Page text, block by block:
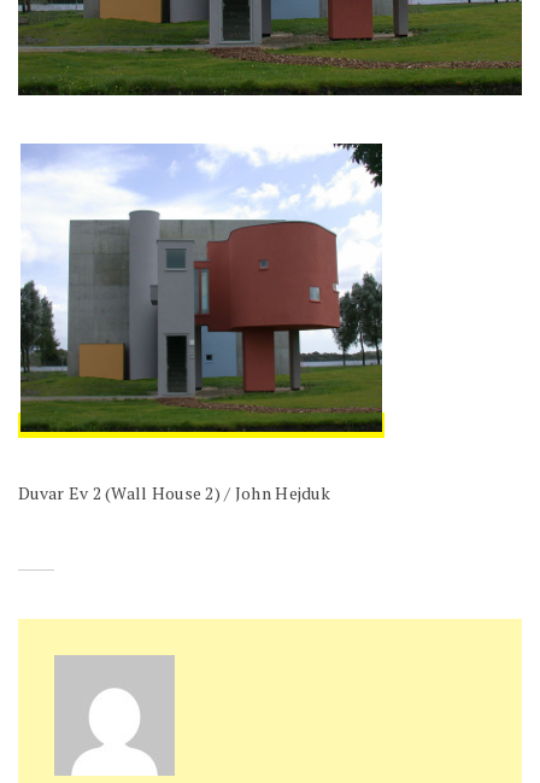
Duvar Ev 2 (Wall House 2) / John Hejduk